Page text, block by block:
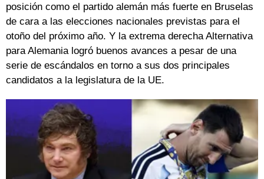
posición como el partido alemán más fuerte en Bruselas
de cara a las elecciones nacionales previstas para el
otoño del próximo año. Y la extrema derecha Alternativa
para Alemania logró buenos avances a pesar de una
serie de escándalos en torno a sus dos principales
candidatos a la legislatura de la UE.